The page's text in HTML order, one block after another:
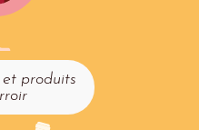
produits